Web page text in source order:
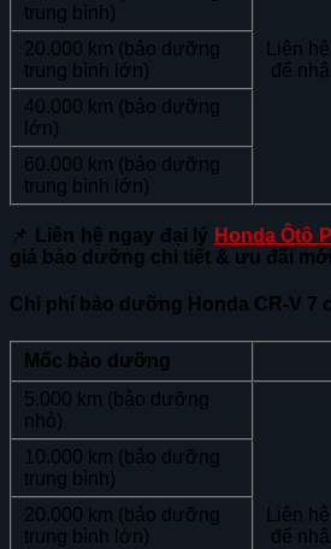
Liên
để
trung bình)
20.000 km (bảo dưỡng
trung bình lớn)
40.000 km (bảo dưỡng
lớn)
60.000 km (bảo dưỡng
trung bình lớn)
📌 Liên hệ ngay đại lý Honda Ôtô
giá bảo dưỡng chi tiết & ưu đãi
Chi phí bảo dưỡng Honda CR-V 7
Mốc bảo dưỡng
5.000 km (bảo dưỡng
nhỏ)
Liên
để
10.000 km (bảo dưỡng
trung bình)
20.000 km (bảo dưỡng
trung bình lớn)